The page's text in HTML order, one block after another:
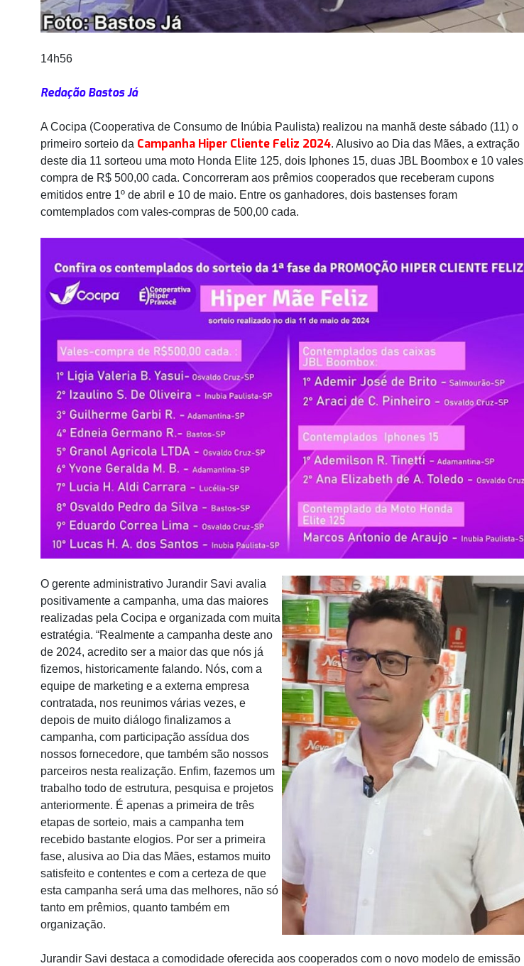
14h56
Redação Bastos Já
A Cocipa (Cooperativa de Consumo de Inúbia Paulista) realizou na manhã deste sábado (11) o
primeiro sorteio da Campanha Hiper Cliente Feliz 2024. Alusivo ao Dia das Mães, a extração
deste dia 11 sorteou uma moto Honda Elite 125, dois Iphones 15, duas JBL Boombox e 10 vales
compra de R$ 500,00 cada. Concorreram aos prêmios cooperados que receberam cupons
emitidos entre 1º de abril e 10 de maio. Entre os ganhadores, dois bastenses foram
comtemplados com vales-compras de 500,00 cada.
O gerente administrativo Jurandir Savi avalia
positivamente a campanha, uma das maiores
realizadas pela Cocipa e organizada com muita
estratégia. “Realmente a campanha deste ano
de 2024, acredito ser a maior das que nós já
fizemos, historicamente falando. Nós, com a
equipe de marketing e a externa empresa
contratada, nos reunimos várias vezes, e
depois de muito diálogo finalizamos a
campanha, com participação assídua dos
nossos fornecedore, que também são nossos
parceiros nesta realização. Enfim, fazemos um
trabalho todo de estrutura, pesquisa e projetos
anteriormente. É apenas a primeira de três
etapas de sorteio, mais a campanha tem
recebido bastante elogios. Por ser a primeira
fase, alusiva ao Dia das Mães, estamos muito
satisfeito e contentes e com a certeza de que
esta campanha será uma das melhores, não só
tanto em prêmios, quanto também em
organização.
Jurandir Savi destaca a comodidade oferecida aos cooperados com o novo modelo de emissão